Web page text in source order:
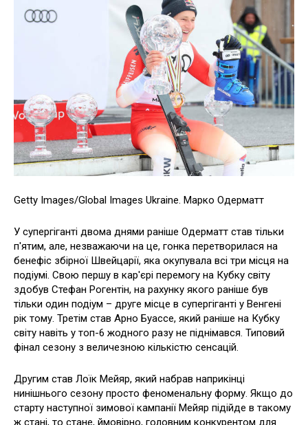
Getty Images/Global Images Ukraine. Марко Одерматт
У супергіганті двома днями раніше Одерматт став тільки
п'ятим, але, незважаючи на це, гонка перетворилася на
бенефіс збірної Швейцарії, яка окупувала всі три місця на
подіумі. Свою першу в кар'єрі перемогу на Кубку світу
здобув Стефан Рогентін, на рахунку якого раніше був
тільки один подіум – друге місце в супергіганті у Венгені
рік тому. Третім став Арно Буассе, який раніше на Кубку
світу навіть у топ-6 жодного разу не піднімався. Типовий
фінал сезону з величезною кількістю сенсацій.
Другим став Лоїк Мейяр, який набрав наприкінці
нинішнього сезону просто феноменальну форму. Якщо до
старту наступної зимової кампанії Мейяр підійде в такому
ж стані, то стане, ймовірно, головним конкурентом для